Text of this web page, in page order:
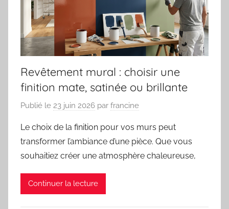
Revêtement mural : choisir une
finition mate, satinée ou brillante
Publié le 23 juin 2026 par francine
Le choix de la finition pour vos murs peut
transformer l’ambiance d’une pièce. Que vous
souhaitiez créer une atmosphère chaleureuse,
Continuer la lecture